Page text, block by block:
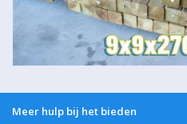
Meer hulp bij het bieden